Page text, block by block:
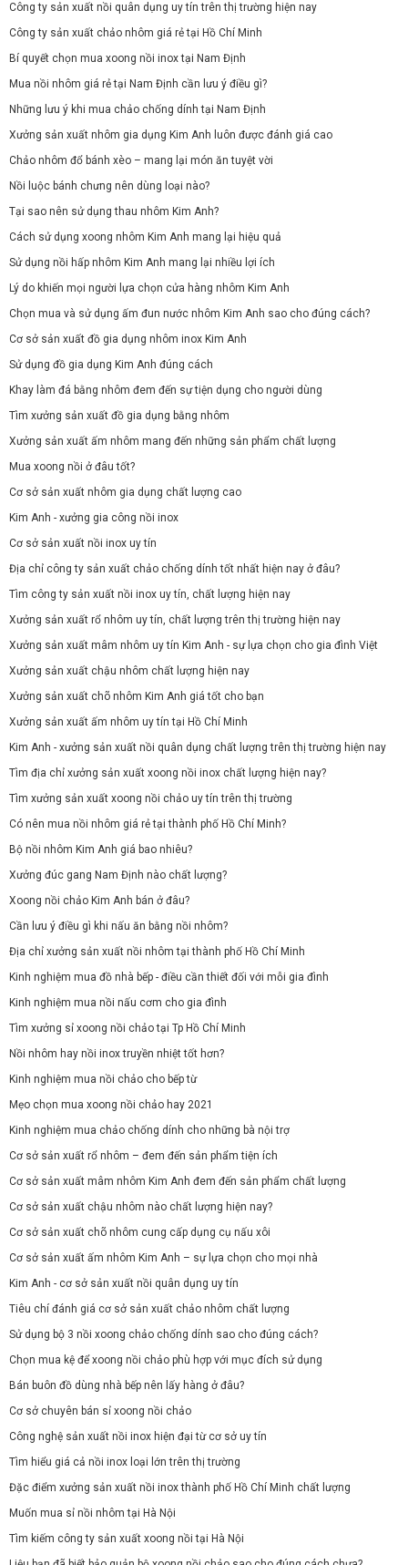
Công ty sản xuất nồi quân dụng uy tín trên thị trường hiện nay
Công ty sản xuất chảo nhôm giá rẻ tại Hồ Chí Minh
Bí quyết chọn mua xoong nồi inox tại Nam Định
Mua nồi nhôm giá rẻ tại Nam Định cần lưu ý điều gì?
Những lưu ý khi mua chảo chống dính tại Nam Định
Xưởng sản xuất nhôm gia dụng Kim Anh luôn được đánh giá cao
Chảo nhôm đổ bánh xèo – mang lại món ăn tuyệt vời
Nồi luộc bánh chưng nên dùng loại nào?
Tại sao nên sử dụng thau nhôm Kim Anh?
Cách sử dụng xoong nhôm Kim Anh mang lại hiệu quả
Sử dụng nồi hấp nhôm Kim Anh mang lại nhiều lợi ích
Lý do khiến mọi người lựa chọn cửa hàng nhôm Kim Anh
Chọn mua và sử dụng ấm đun nước nhôm Kim Anh sao cho đúng cách?
Cơ sở sản xuất đồ gia dụng nhôm inox Kim Anh
Sử dụng đồ gia dụng Kim Anh đúng cách
Khay làm đá bằng nhôm đem đến sự tiện dụng cho người dùng
Tìm xưởng sản xuất đồ gia dụng bằng nhôm
Xưởng sản xuất ấm nhôm mang đến những sản phẩm chất lượng
Mua xoong nồi ở đâu tốt?
Cơ sở sản xuất nhôm gia dụng chất lượng cao
Kim Anh - xưởng gia công nồi inox
Cơ sở sản xuất nồi inox uy tín
Địa chỉ công ty sản xuất chảo chống dính tốt nhất hiện nay ở đâu?
Tìm công ty sản xuất nồi inox uy tín, chất lượng hiện nay
Xưởng sản xuất rổ nhôm uy tín, chất lượng trên thị trường hiện nay
Xưởng sản xuất mâm nhôm uy tín Kim Anh - sự lựa chọn cho gia đình Việt
Xưởng sản xuất chậu nhôm chất lượng hiện nay
Xưởng sản xuất chõ nhôm Kim Anh giá tốt cho bạn
Xưởng sản xuất ấm nhôm uy tín tại Hồ Chí Minh
Kim Anh - xưởng sản xuất nồi quân dụng chất lượng trên thị trường hiện nay
Tìm địa chỉ xưởng sản xuất xoong nồi inox chất lượng hiện nay?
Tìm xưởng sản xuất xoong nồi chảo uy tín trên thị trường
Có nên mua nồi nhôm giá rẻ tại thành phố Hồ Chí Minh?
Bộ nồi nhôm Kim Anh giá bao nhiêu?
Xưởng đúc gang Nam Định nào chất lượng?
Xoong nồi chảo Kim Anh bán ở đâu?
Cần lưu ý điều gì khi nấu ăn bằng nồi nhôm?
Địa chỉ xưởng sản xuất nồi nhôm tại thành phố Hồ Chí Minh
Kinh nghiệm mua đồ nhà bếp - điều cần thiết đối với mỗi gia đình
Kinh nghiệm mua nồi nấu cơm cho gia đình
Tìm xưởng sỉ xoong nồi chảo tại Tp Hồ Chí Minh
Nồi nhôm hay nồi inox truyền nhiệt tốt hơn?
Kinh nghiệm mua nồi chảo cho bếp từ
Mẹo chọn mua xoong nồi chảo hay 2021
Kinh nghiệm mua chảo chống dính cho những bà nội trợ
Cơ sở sản xuất rổ nhôm – đem đến sản phẩm tiện ích
Cơ sở sản xuất mâm nhôm Kim Anh đem đến sản phẩm chất lượng
Cơ sở sản xuất chậu nhôm nào chất lượng hiện nay?
Cơ sở sản xuất chõ nhôm cung cấp dụng cụ nấu xôi
Cơ sở sản xuất ấm nhôm Kim Anh – sự lựa chọn cho mọi nhà
Kim Anh - cơ sở sản xuất nồi quân dụng uy tín
Tiêu chí đánh giá cơ sở sản xuất chảo nhôm chất lượng
Sử dụng bộ 3 nồi xoong chảo chống dính sao cho đúng cách?
Chọn mua kệ để xoong nồi chảo phù hợp với mục đích sử dụng
Bán buôn đồ dùng nhà bếp nên lấy hàng ở đâu?
Cơ sở chuyên bán sỉ xoong nồi chảo
Công nghệ sản xuất nồi inox hiện đại từ cơ sở uy tín
Tìm hiểu giá cả nồi inox loại lớn trên thị trường
Đặc điểm xưởng sản xuất nồi inox thành phố Hồ Chí Minh chất lượng
Muốn mua sỉ nồi nhôm tại Hà Nội
Tìm kiếm công ty sản xuất xoong nồi tại Hà Nội